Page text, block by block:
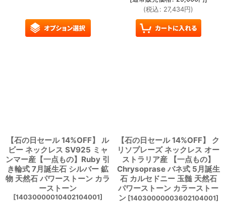
(税込: 27,434円)
【石の日セール 14%OFF】 ル
ビー ネックレス SV925 ミャ
ンマー産【一点もの】Ruby 引
き輪式 7月誕生石 シルバー 鉱
物 天然石 パワーストーン カラ
ーストーン
[14030000010402104001]
【石の日セール 14%OFF】 ク
リソプレーズ ネックレス オー
ストラリア産 【一点もの】
Chrysoprase バネ式 5月誕生
石 カルセドニー 玉髄 天然石
パワーストーン カラーストー
ン [14030000003602104001]